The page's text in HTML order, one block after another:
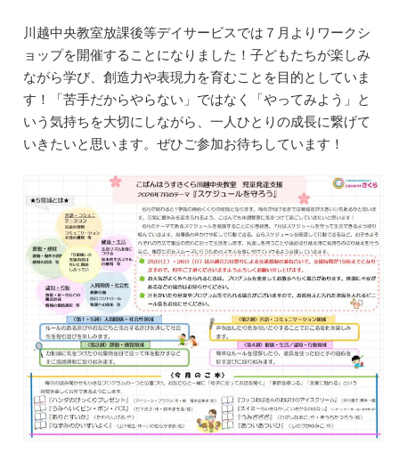
川越中央教室放課後等デイサービスでは７月よりワークシ
ョップを開催することになりました！子どもたちが楽しみ
ながら学び、創造力や表現力を育むことを目的としていま
す！「苦手だからやらない」ではなく「やってみよう」と
いう気持ちを大切にしながら、一人ひとりの成長に繋げて
いきたいと思います。ぜひご参加お待ちしています！